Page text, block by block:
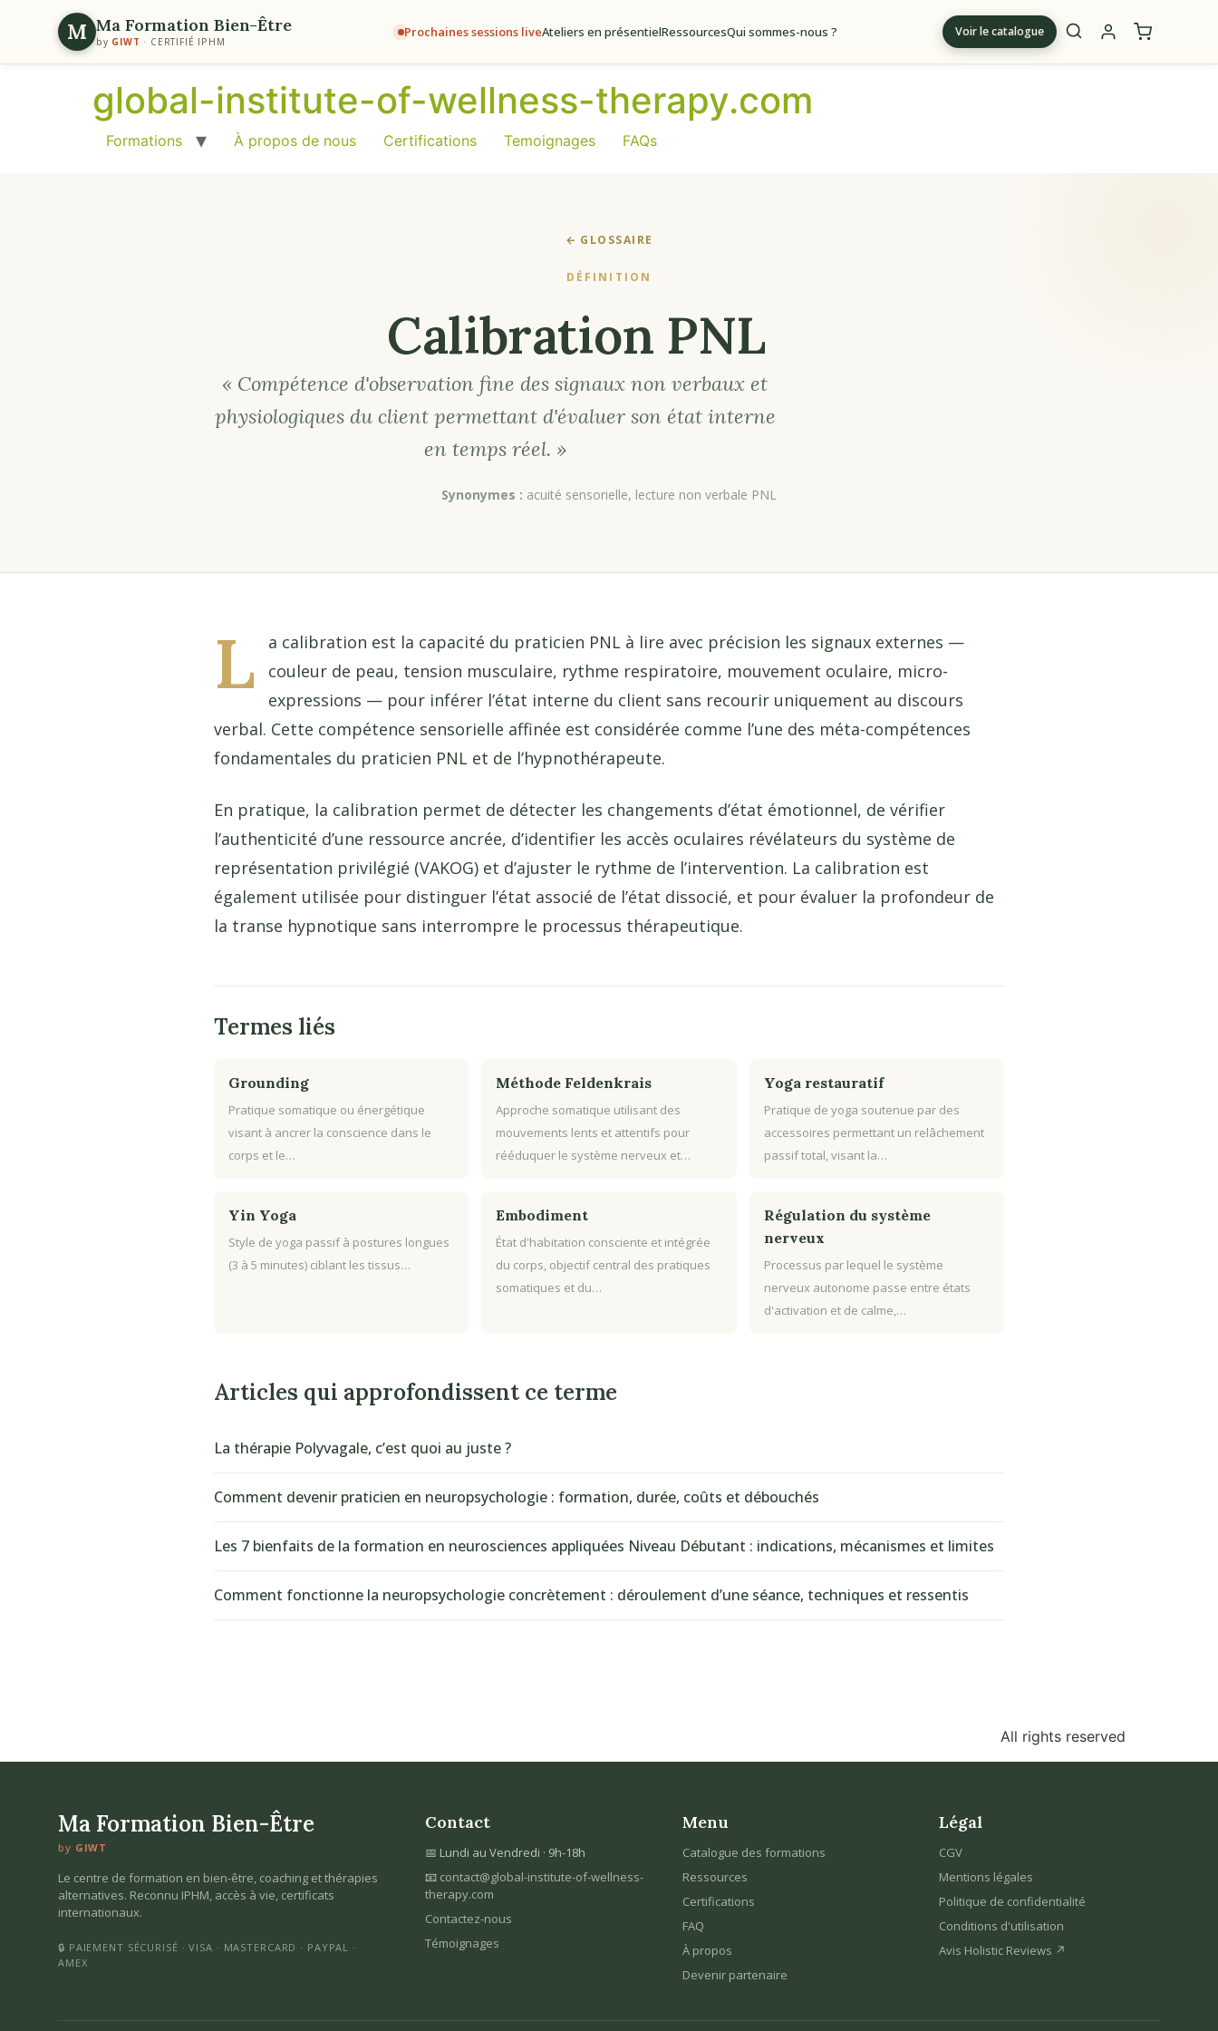
M Ma Formation Bien-Être
by GIWT · CERTIFIÉ IPHM
Prochaines sessions liveAteliers en présentielRessourcesQui sommes-nous ? Voir le catalogue
global-institute-of-wellness-therapy.com
Formations À propos de nous Certifications Temoignages FAQs
← GLOSSAIRE
DÉFINITION
Calibration PNL
« Compétence d'observation fine des signaux non verbaux et
physiologiques du client permettant d'évaluer son état interne
en temps réel. »
Synonymes : acuité sensorielle, lecture non verbale PNL
L
a calibration est la capacité du praticien PNL à lire avec précision les signaux externes —
couleur de peau, tension musculaire, rythme respiratoire, mouvement oculaire, micro-
expressions — pour inférer l’état interne du client sans recourir uniquement au discours
verbal. Cette compétence sensorielle affinée est considérée comme l’une des méta-compétences
fondamentales du praticien PNL et de l’hypnothérapeute.
En pratique, la calibration permet de détecter les changements d’état émotionnel, de vérifier
l’authenticité d’une ressource ancrée, d’identifier les accès oculaires révélateurs du système de
représentation privilégié (VAKOG) et d’ajuster le rythme de l’intervention. La calibration est
également utilisée pour distinguer l’état associé de l’état dissocié, et pour évaluer la profondeur de
la transe hypnotique sans interrompre le processus thérapeutique.
Termes liés
Grounding
Pratique somatique ou énergétique
visant à ancrer la conscience dans le
corps et le…
Méthode Feldenkrais
Approche somatique utilisant des
mouvements lents et attentifs pour
rééduquer le système nerveux et…
Yoga restauratif
Pratique de yoga soutenue par des
accessoires permettant un relâchement
passif total, visant la…
Yin Yoga
Style de yoga passif à postures longues
(3 à 5 minutes) ciblant les tissus…
Embodiment
État d'habitation consciente et intégrée
du corps, objectif central des pratiques
somatiques et du…
Régulation du système
nerveux
Processus par lequel le système
nerveux autonome passe entre états
d'activation et de calme,…
Articles qui approfondissent ce terme
La thérapie Polyvagale, c’est quoi au juste ?
Comment devenir praticien en neuropsychologie : formation, durée, coûts et débouchés
Les 7 bienfaits de la formation en neurosciences appliquées Niveau Débutant : indications, mécanismes et limites
Comment fonctionne la neuropsychologie concrètement : déroulement d’une séance, techniques et ressentis
All rights reserved
Ma Formation Bien-Être
by GIWT
Le centre de formation en bien-être, coaching et thérapies
alternatives. Reconnu IPHM, accès à vie, certificats
internationaux.
🔒 PAIEMENT SÉCURISÉ · VISA · MASTERCARD · PAYPAL ·
AMEX
Contact
📅 Lundi au Vendredi · 9h-18h
📧 contact@global-institute-of-wellness-
therapy.com
Contactez-nous
Témoignages
Menu
Catalogue des formations
Ressources
Certifications
FAQ
À propos
Devenir partenaire
Légal
CGV
Mentions légales
Politique de confidentialité
Conditions d'utilisation
Avis Holistic Reviews ↗